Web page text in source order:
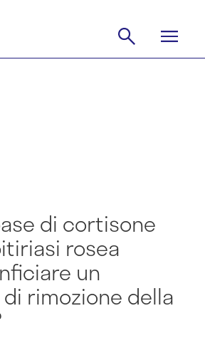
di cortisone
rosea
un
rimozione della